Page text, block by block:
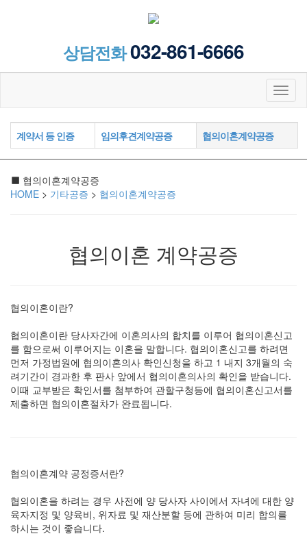
상담전화032-861-6666
계약서 등 인증 임의후견계약공증 협의이혼계약공증
협의이혼계약공증
HOME > 기타공증 > 협의이혼계약공증
협의이혼 계약공증
협의이혼이란?
협의이혼이란 당사자간에 이혼의사의 합치를 이루어 협의이혼신고
를 함으로써 이루어지는 이혼을 말합니다. 협의이혼신고를 하려면
먼저 가정법원에 협의이혼의사 확인신청을 하고 1 내지 3개월의 숙
려기간이 경과한 후 판사 앞에서 협의이혼의사의 확인을 받습니다.
이때 교부받은 확인서를 첨부하여 관할구청등에 협의이혼신고서를
제출하면 협의이혼절차가 완료됩니다.
협의이혼계약 공정증서란?
협의이혼을 하려는 경우 사전에 양 당사자 사이에서 자녀에 대한 양
육자지정 및 양육비, 위자료 및 재산분할 등에 관하여 미리 합의를
하시는 것이 좋습니다.